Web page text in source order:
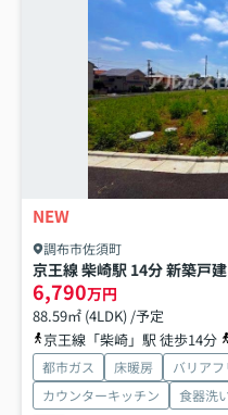
NEW
調布市佐須町
京王線 柴崎駅 14分 新築戸
6,790万円
88.59㎡ (4LDK) /予定
京王線「柴崎」駅 徒歩14分
都市ガス 床暖房 バリアフ
カウンターキッチン
食器洗